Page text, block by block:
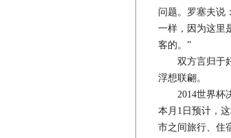
问题。罗塞夫说
一样，因为这里
客的。”
双方言归于好
浮想联翩。
2014世界杯决
本月1日预计，
市之间旅行、住